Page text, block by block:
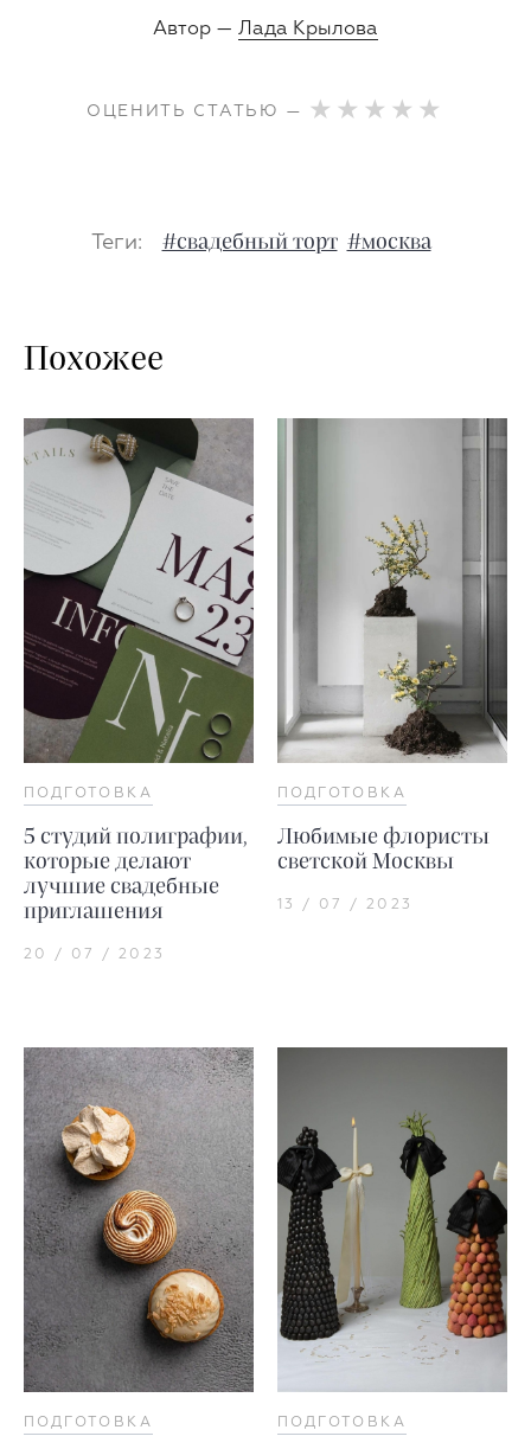
Автор — Лада Крылова
ОЦЕНИТЬ СТАТЬЮ —
Теги: #свадебный торт #москва
Похожее
ПОДГОТОВКА
5 студий полиграфии,
которые делают
лучшие свадебные
приглашения
20 / 07 / 2023
ПОДГОТОВКА
Любимые флористы
светской Москвы
13 / 07 / 2023
ПОДГОТОВКА ПОДГОТОВКА